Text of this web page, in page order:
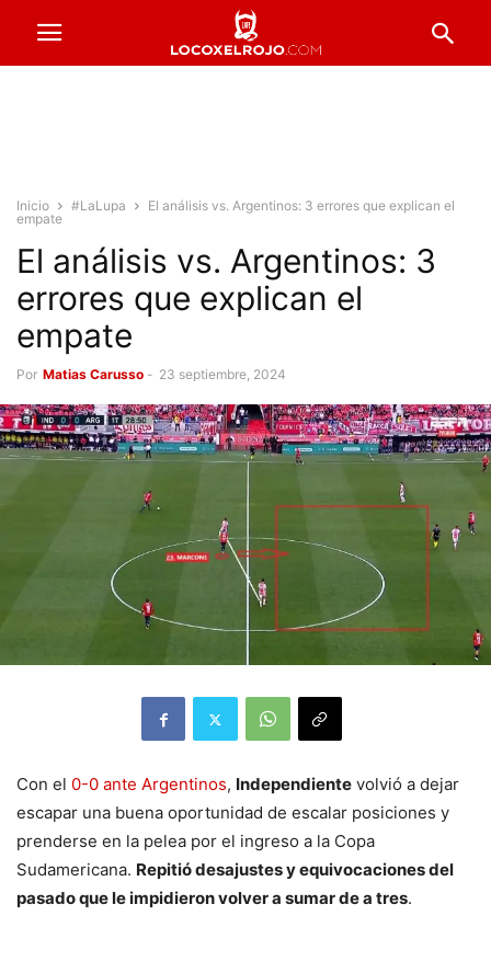
Inicio #LaLupa
El análisis vs. Argentinos: 3 errores que explican el
empate
El análisis vs. Argentinos: 3
errores que explican el
empate
Por Matias Carusso - 23 septiembre, 2024
Con el 0-0 ante Argentinos, Independiente volvió a dejar
escapar una buena oportunidad de escalar posiciones y
prenderse en la pelea por el ingreso a la Copa
Sudamericana. Repitió desajustes y equivocaciones del
pasado que le impidieron volver a sumar de a tres.